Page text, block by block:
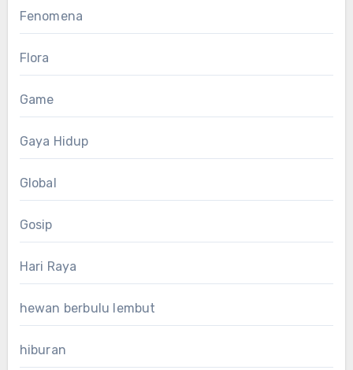
Fenomena
Flora
Game
Gaya Hidup
Global
Gosip
Hari Raya
hewan berbulu lembut
hiburan